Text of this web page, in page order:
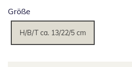
Größe
H/B/T ca. 13/22/5 cm